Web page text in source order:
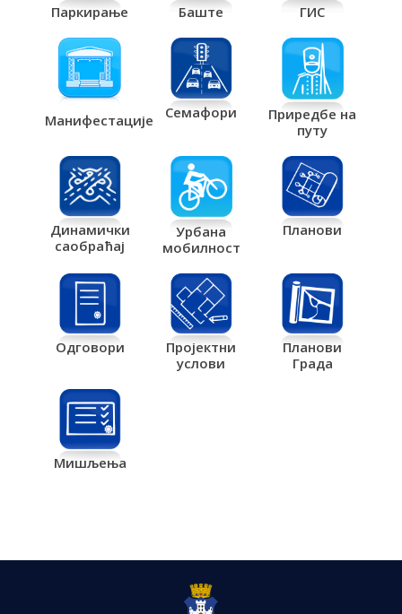
Паркирање Баште ГИС
Манифестације Семафори
Приредбе на
путу
Динамички
саобраћај
Урбана
мобилност
Планови
Одговори
Пројектни
услови
Планови
Града
Мишљења